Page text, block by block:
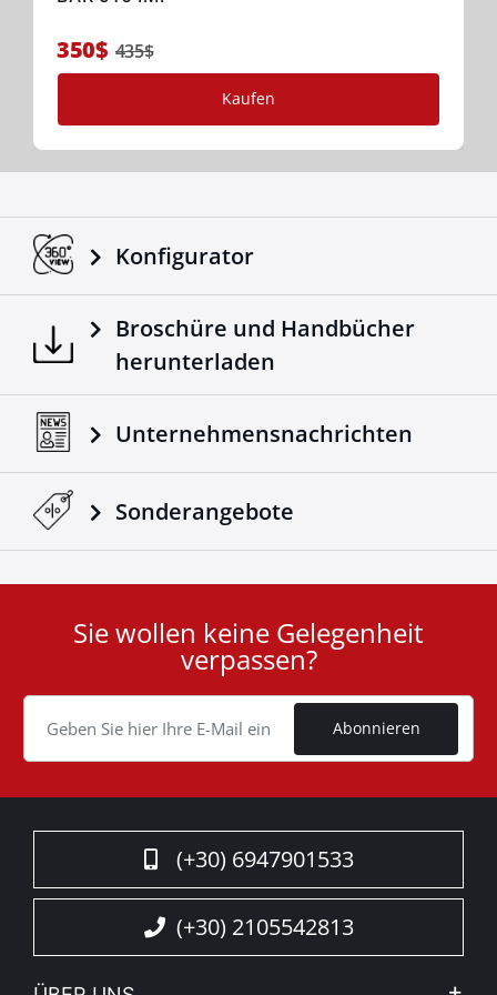
350$ 435$
Kaufen
Konfigurator
Broschüre und Handbücher
herunterladen
Unternehmensnachrichten
Sonderangebote
Cookie
Sie wollen keine Gelegenheit
verpassen?
Abonnieren
(+30) 6947901533
(+30) 2105542813